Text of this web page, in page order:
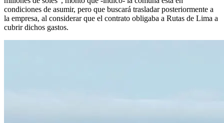
condiciones de asumir, pero que buscará trasladar posteriormente a
la empresa, al considerar que el contrato obligaba a Rutas de Lima a
cubrir dichos gastos.